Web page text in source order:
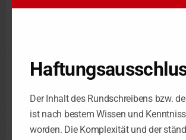
Prüfung die Antragstellerin das zu viel
Nach Auffassung des Gerichts werde die
Voraussicht nach den Beweis
Veränderungsanzeige tatsächlich von
eines Sachverständigen ergebe, dass die
Der Inhalt des Rundschreibens bzw.
ist nach bestem Wissen und
worden. Die Komplexität und der